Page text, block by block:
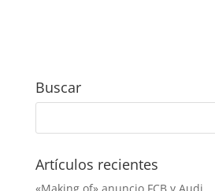
Buscar
Artículos recientes